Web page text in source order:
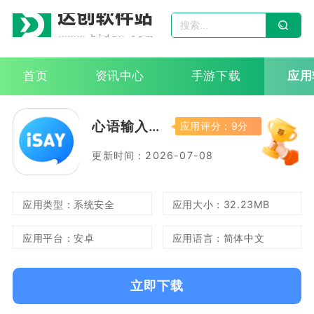
首页 资讯中心 手游下载 应
心语输入法 应用评分：9分
更新时间：2026-07-08
应用类型：系统安全 应用大小：32.23MB
应用平台：安卓 应用语言：简体中文
立即下载